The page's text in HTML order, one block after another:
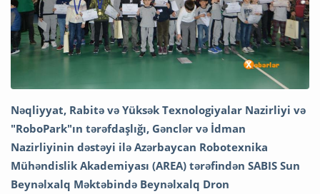
Nəqliyyat, Rabitə və Yüksək Texnologiyalar Nazirliyi və
"RoboPark"ın tərəfdaşlığı, Gənclər və İdman
Nazirliyinin dəstəyi ilə Azərbaycan Robotexnika
Mühəndislik Akademiyası (AREA) tərəfindən SABIS Sun
Beynəlxalq Məktəbində Beynəlxalq Dron